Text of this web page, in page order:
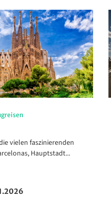
vielen faszinierenden
Hauptstadt...